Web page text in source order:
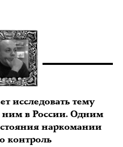
исследовать тему
ним в России. Одним
наркомании
контроль